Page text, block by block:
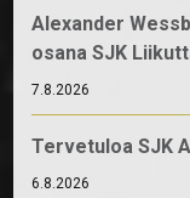
Alexander
osana SJK
7.8.2026
Tervetuloa SJK
6.8.2026